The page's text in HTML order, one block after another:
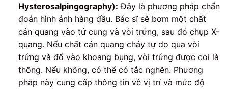
Hysterosalpingography): Đây là phương pháp chẩn
đoán hình ảnh hàng đầu. Bác sĩ sẽ bơm một chất
cản quang vào tử cung và vòi trứng, sau đó chụp X-
quang. Nếu chất cản quang chảy tự do qua vòi
trứng và đổ vào khoang bụng, vòi trứng được coi là
thông. Nếu không, có thể có tắc nghẽn. Phương
pháp này cung cấp thông tin về vị trí và mức độ